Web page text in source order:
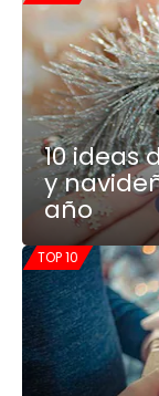
10 ideas
y
año
TOP 10